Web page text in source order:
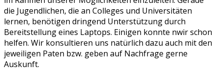
die Jugendlichen, die an Colleges und Universitäten
lernen, benötigen dringend Unterstützung durch
Bereitstellung eines Laptops. Einigen konnte nwir schon
helfen. Wir konsultieren uns natürlich dazu auch mit den
jeweiligen Paten bzw. geben auf Nachfrage gerne
Auskunft.